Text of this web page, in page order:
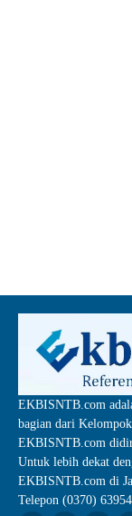
EKBISNTB.com
bagian dari
EKBISNTB.com
Untuk lebih dekat
EKBISNTB.com di
Telepon (0370)